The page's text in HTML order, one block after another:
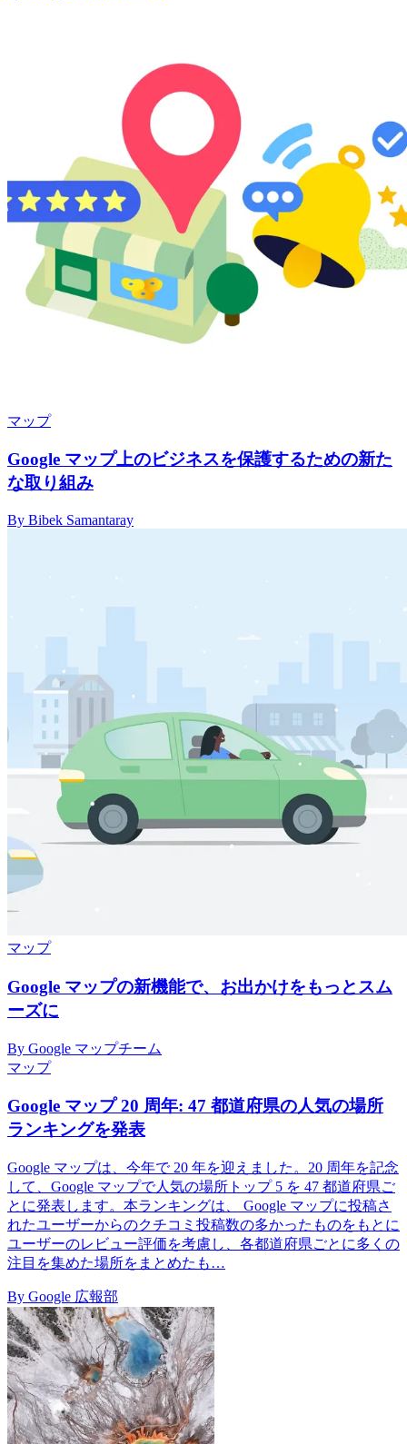
マップ
Google マップ上のビジネスを保護するための新た
な取り組み
By Bibek Samantaray
マップ
Google マップの新機能で、お出かけをもっとスム
ーズに
By Google マップチーム
マップ
Google マップ 20 周年: 47 都道府県の人気の場所
ランキングを発表
Google マップは、今年で 20 年を迎えました。20 周年を記念
して、Google マップで人気の場所トップ 5 を 47 都道府県ご
とに発表します。本ランキングは、 Google マップに投稿さ
れたユーザーからのクチコミ投稿数の多かったものをもとに
ユーザーのレビュー評価を考慮し、各都道府県ごとに多くの
注目を集めた場所をまとめたも…
By Google 広報部